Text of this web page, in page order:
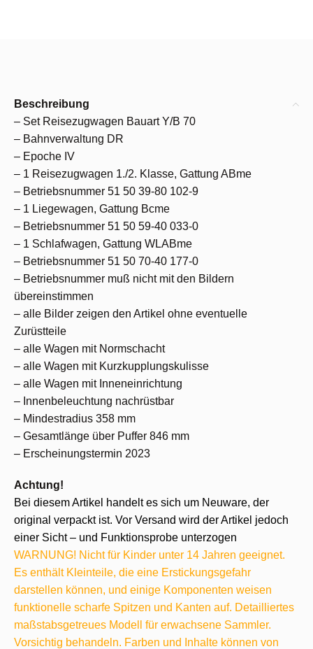
Beschreibung
– Set Reisezugwagen Bauart Y/B 70
– Bahnverwaltung DR
– Epoche IV
– 1 Reisezugwagen 1./2. Klasse, Gattung ABme
– Betriebsnummer 51 50 39-80 102-9
– 1 Liegewagen, Gattung Bcme
– Betriebsnummer 51 50 59-40 033-0
– 1 Schlafwagen, Gattung WLABme
– Betriebsnummer 51 50 70-40 177-0
– Betriebsnummer muß nicht mit den Bildern
übereinstimmen
– alle Bilder zeigen den Artikel ohne eventuelle
Zurüstteile
– alle Wagen mit Normschacht
– alle Wagen mit Kurzkupplungskulisse
– alle Wagen mit Inneneinrichtung
– Innenbeleuchtung nachrüstbar
– Mindestradius 358 mm
– Gesamtlänge über Puffer 846 mm
– Erscheinungstermin 2023
Achtung!
Bei diesem Artikel handelt es sich um Neuware, der
original verpackt ist. Vor Versand wird der Artikel jedoch
einer Sicht – und Funktionsprobe unterzogen
WARNUNG! Nicht für Kinder unter 14 Jahren geeignet.
Es enthält Kleinteile, die eine Erstickungsgefahr
darstellen können, und einige Komponenten weisen
funktionelle scharfe Spitzen und Kanten auf. Detailliertes
maßstabsgetreues Modell für erwachsene Sammler.
Vorsichtig behandeln. Farben und Inhalte können von